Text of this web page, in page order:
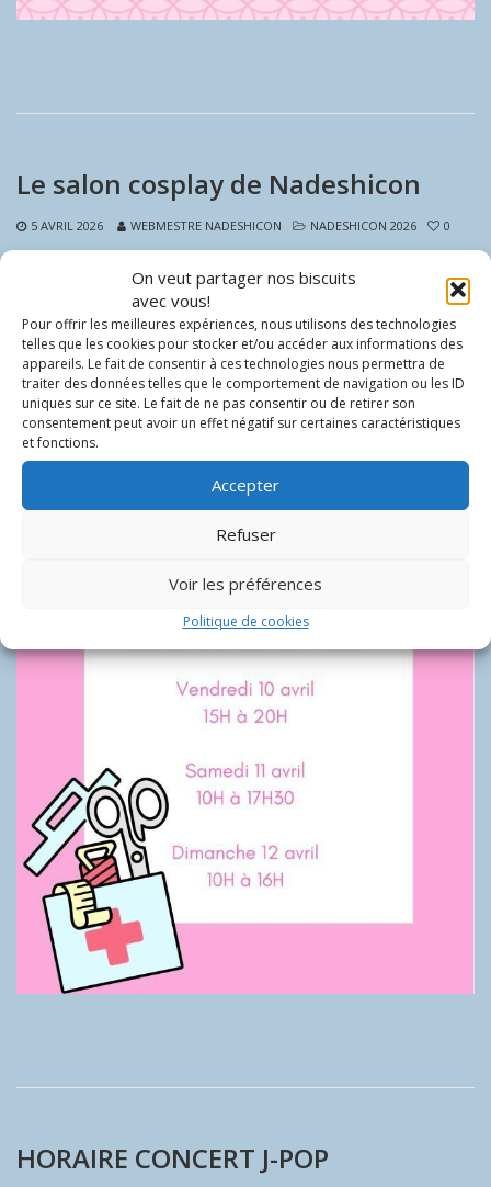
On veut partager nos biscuits
avec vous!
Pour offrir les meilleures expériences, nous utilisons des technologies
telles que les cookies pour stocker et/ou accéder aux informations des
appareils. Le fait de consentir à ces technologies nous permettra de
traiter des données telles que le comportement de navigation ou les ID
uniques sur ce site. Le fait de ne pas consentir ou de retirer son
consentement peut avoir un effet négatif sur certaines caractéristiques
et fonctions.
Accepter
Refuser
Voir les préférences
Politique de cookies
Le salon cosplay de Nadeshicon
5 AVRIL 2026 WEBMESTRE NADESHICON NADESHICON 2026 0
), nous vous avisons que le Salon Cosplay de Nadeshicon
sera de retour cette année pour remédier aux petits imprévus qui
peuvent arriver à nos cosplayeurs !
EN SAVOIR PLUS
HORAIRE CONCERT J-POP